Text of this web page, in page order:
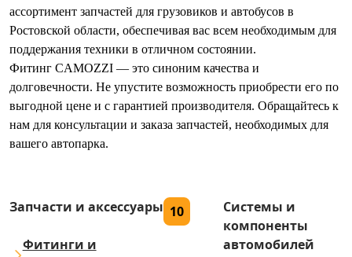
ассортимент запчастей для грузовиков и автобусов в
Ростовской области, обеспечивая вас всем необходимым для
поддержания техники в отличном состоянии.
Фитинг CAMOZZI — это синоним качества и
долговечности. Не упустите возможность приобрести его по
выгодной цене и с гарантией производителя. Обращайтесь к
нам для консультации и заказа запчастей, необходимых для
вашего автопарка.
Запчасти и аксессуары 10
Фитинги и
Системы и
компоненты
автомобилей